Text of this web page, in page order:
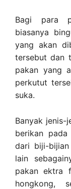
Bagi para
biasanya
yang akan
tersebut dan
pakan yang
perkutut
suka.
Banyak jenis-
berikan
dari biji-
lain
pakan ektra
hongkong,